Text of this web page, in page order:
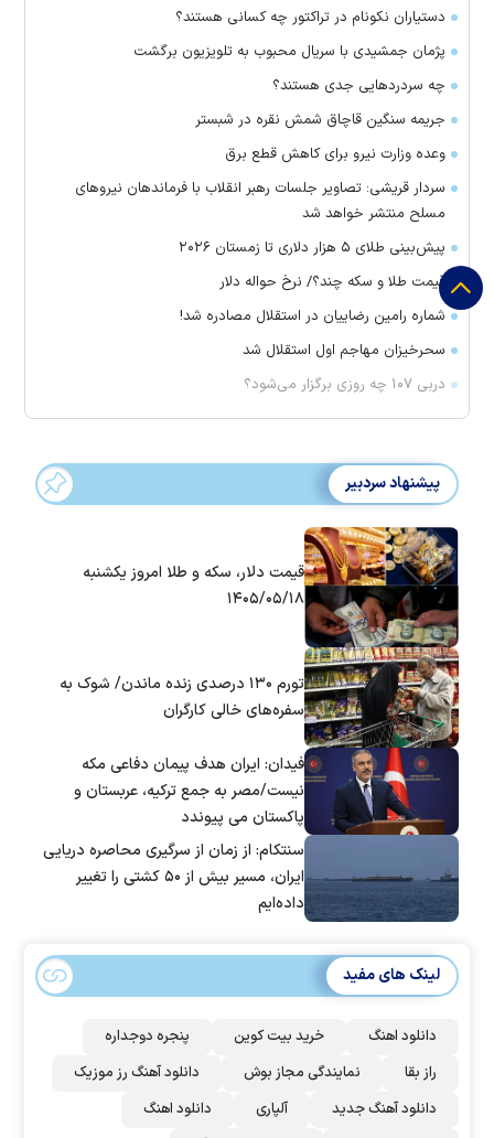
دستیاران نکونام در تراکتور چه کسانی هستند؟
پژمان جمشیدی با سریال محبوب به تلویزیون برگشت
چه سردرد‌هایی جدی هستند؟
جریمه سنگین قاچاق شمش نقره در شبستر
وعده وزارت نیرو برای کاهش قطع برق
سردار قریشی: تصاویر جلسات رهبر انقلاب با فرماندهان نیرو‌های
مسلح منتشر خواهد شد
پیش‌بینی طلای ۵ هزار دلاری تا زمستان ۲۰۲۶
قیمت طلا و سکه چند؟/ نرخ حواله دلار
شماره رامین رضاییان در استقلال مصادره شد!
سحرخیزان مهاجم اول استقلال شد
دربی ۱۰۷ چه روزی برگزار می‌شود؟
پیشنهاد سردبیر
قیمت دلار، سکه و طلا امروز یکشنبه
۱۴۰۵/۰۵/۱۸
تورم ۱۳۰ درصدی زنده ماندن/ شوک به
سفره‌های خالی کارگران
فیدان: ایران هدف پیمان دفاعی مکه
نیست/مصر به جمع ترکیه، عربستان و
پاکستان می پیوندد
سنتکام: از زمان از سرگیری محاصره دریایی
ایران، مسیر بیش از ۵۰ کشتی را تغییر
داده‌ایم
لینک های مفید
دانلود اهنگ خرید بیت کوین
پنجره دوجداره
راز بقا
نمایندگی مجاز بوش
دانلود آهنگ رز‌ موزیک
دانلود آهنگ جدید
آلپاری
دانلود اهنگ